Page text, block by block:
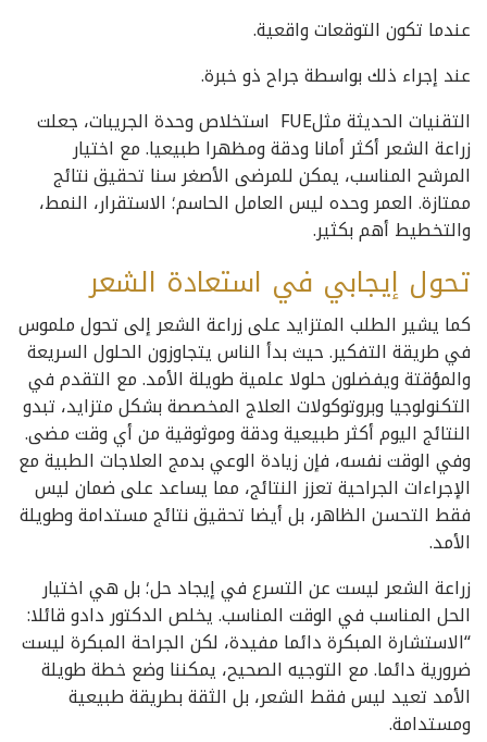
عندما تكون التوقعات واقعية.
عند إجراء ذلك بواسطة جراح ذو خبرة.
التقنيات الحديثة مثلFUE استخلاص وحدة الجريبات، جعلت
زراعة الشعر أكثر أمانا ودقة ومظهرا طبيعيا. مع اختيار
المرشح المناسب، يمكن للمرضى الأصغر سنا تحقيق نتائج
ممتازة. العمر وحده ليس العامل الحاسم؛ الاستقرار، النمط،
والتخطيط أهم بكثير.
تحول إيجابي في استعادة الشعر
كما يشير الطلب المتزايد على زراعة الشعر إلى تحول ملموس
في طريقة التفكير. حيث بدأ الناس يتجاوزون الحلول السريعة
والمؤقتة ويفضلون حلولا علمية طويلة الأمد. مع التقدم في
التكنولوجيا وبروتوكولات العلاج المخصصة بشكل متزايد، تبدو
النتائج اليوم أكثر طبيعية ودقة وموثوقية من أي وقت مضى.
وفي الوقت نفسه، فإن زيادة الوعي بدمج العلاجات الطبية مع
الإجراءات الجراحية تعزز النتائج، مما يساعد على ضمان ليس
فقط التحسن الظاهر، بل أيضا تحقيق نتائج مستدامة وطويلة
الأمد.
زراعة الشعر ليست عن التسرع في إيجاد حل؛ بل هي اختيار
الحل المناسب في الوقت المناسب. يخلص الدكتور دادو قائلا:
“الاستشارة المبكرة دائما مفيدة، لكن الجراحة المبكرة ليست
ضرورية دائما. مع التوجيه الصحيح، يمكننا وضع خطة طويلة
الأمد تعيد ليس فقط الشعر، بل الثقة بطريقة طبيعية
ومستدامة.